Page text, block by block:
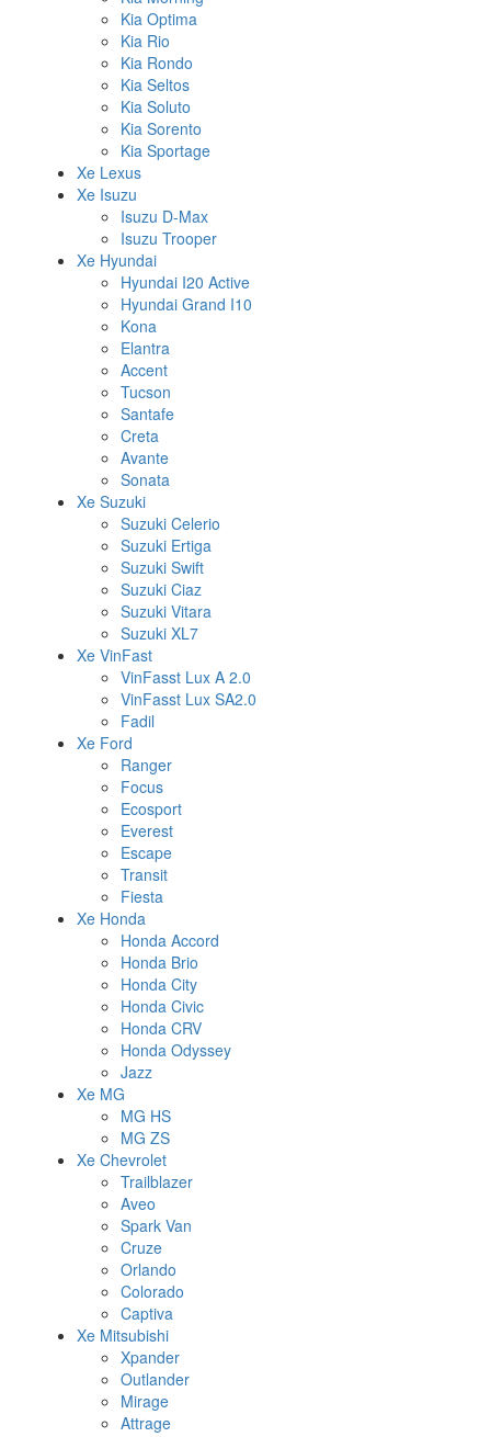
Kia Optima
Kia Rio
Kia Rondo
Kia Seltos
Kia Soluto
Kia Sorento
Kia Sportage
Xe Lexus
Xe Isuzu
Isuzu D-Max
Isuzu Trooper
Xe Hyundai
Hyundai I20 Active
Hyundai Grand I10
Kona
Elantra
Accent
Tucson
Santafe
Creta
Avante
Sonata
Xe Suzuki
Suzuki Celerio
Suzuki Ertiga
Suzuki Swift
Suzuki Ciaz
Suzuki Vitara
Suzuki XL7
Xe VinFast
VinFasst Lux A 2.0
VinFasst Lux SA2.0
Fadil
Xe Ford
Ranger
Focus
Ecosport
Everest
Escape
Transit
Fiesta
Xe Honda
Honda Accord
Honda Brio
Honda City
Honda Civic
Honda CRV
Honda Odyssey
Jazz
Xe MG
MG HS
MG ZS
Xe Chevrolet
Trailblazer
Aveo
Spark Van
Cruze
Orlando
Colorado
Captiva
Xe Mitsubishi
Xpander
Outlander
Mirage
Attrage